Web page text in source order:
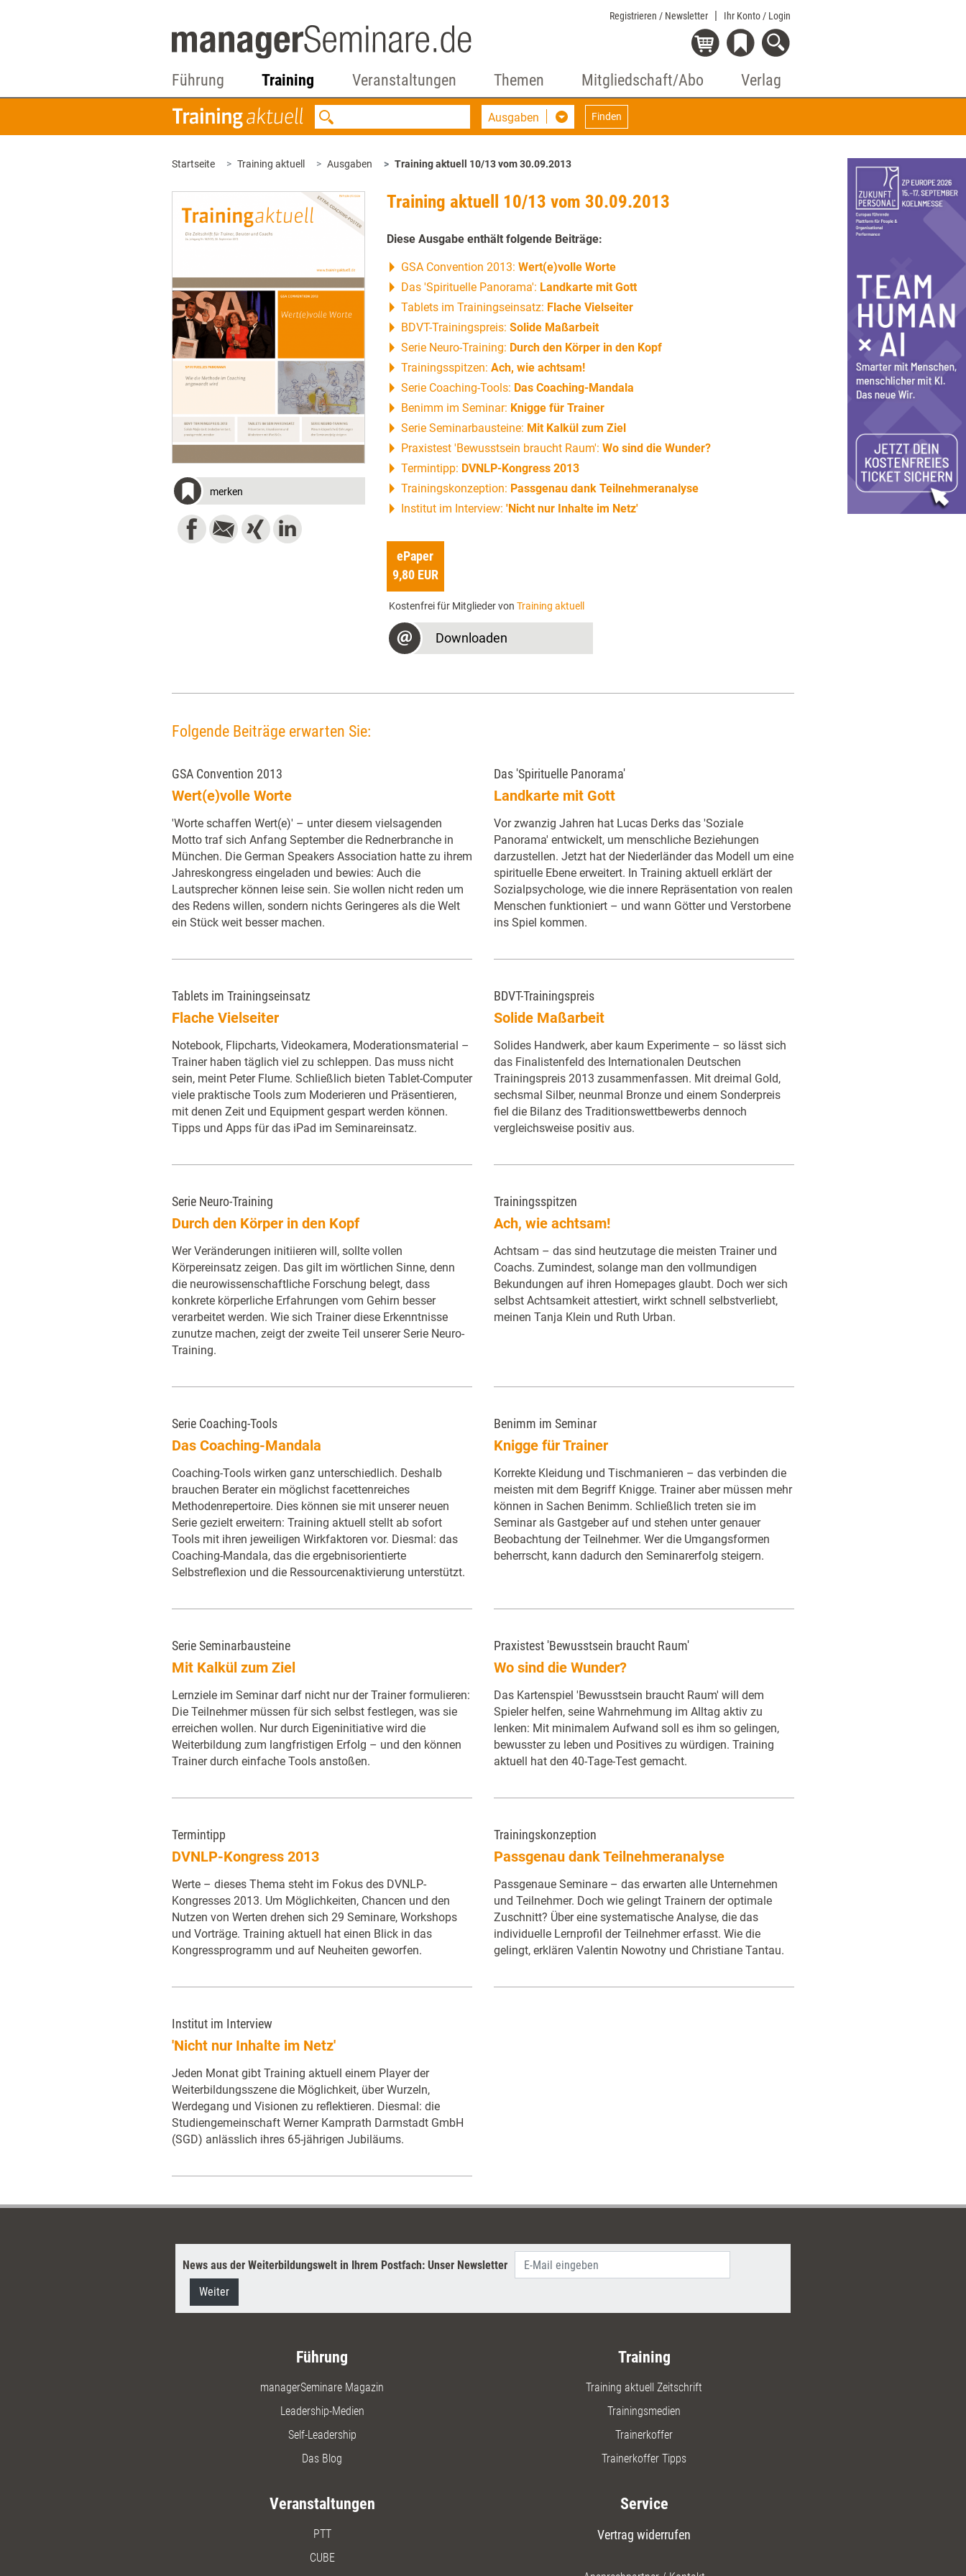
Registrieren / Newsletter Ihr Konto / Login
Führung Training Veranstaltungen Themen Mitgliedschaft/Abo Verlag
Ausgaben Finden
Startseite Training aktuell Ausgaben Training aktuell 10/13 vom 30.09.2013
merken
Training aktuell 10/13 vom 30.09.2013
Diese Ausgabe enthält folgende Beiträge:
GSA Convention 2013: Wert(e)volle Worte
Das 'Spirituelle Panorama': Landkarte mit Gott
Tablets im Trainingseinsatz: Flache Vielseiter
BDVT-Trainingspreis: Solide Maßarbeit
Serie Neuro-Training: Durch den Körper in den Kopf
Trainingsspitzen: Ach, wie achtsam!
Serie Coaching-Tools: Das Coaching-Mandala
Benimm im Seminar: Knigge für Trainer
Serie Seminarbausteine: Mit Kalkül zum Ziel
Praxistest 'Bewusstsein braucht Raum': Wo sind die Wunder?
Termintipp: DVNLP-Kongress 2013
Trainingskonzeption: Passgenau dank Teilnehmeranalyse
Institut im Interview: 'Nicht nur Inhalte im Netz'
ePaper
9,80 EUR
Kostenfrei für Mitglieder von Training aktuell
Downloaden
Folgende Beiträge erwarten Sie:
GSA Convention 2013
Wert(e)volle Worte
'Worte schaffen Wert(e)' – unter diesem vielsagenden
Motto traf sich Anfang September die Rednerbranche in
München. Die German Speakers Association hatte zu ihrem
Jahreskongress eingeladen und bewies: Auch die
Lautsprecher können leise sein. Sie wollen nicht reden um
des Redens willen, sondern nichts Geringeres als die Welt
ein Stück weit besser machen.
Das 'Spirituelle Panorama'
Landkarte mit Gott
Vor zwanzig Jahren hat Lucas Derks das 'Soziale
Panorama' entwickelt, um menschliche Beziehungen
darzustellen. Jetzt hat der Niederländer das Modell um eine
spirituelle Ebene erweitert. In Training aktuell erklärt der
Sozialpsychologe, wie die innere Repräsentation von realen
Menschen funktioniert – und wann Götter und Verstorbene
ins Spiel kommen.
Tablets im Trainingseinsatz
Flache Vielseiter
Notebook, Flipcharts, Videokamera, Moderationsmaterial –
Trainer haben täglich viel zu schleppen. Das muss nicht
sein, meint Peter Flume. Schließlich bieten Tablet-Computer
viele praktische Tools zum Moderieren und Präsentieren,
mit denen Zeit und Equipment gespart werden können.
Tipps und Apps für das iPad im Seminareinsatz.
BDVT-Trainingspreis
Solide Maßarbeit
Solides Handwerk, aber kaum Experimente – so lässt sich
das Finalistenfeld des Internationalen Deutschen
Trainingspreis 2013 zusammenfassen. Mit dreimal Gold,
sechsmal Silber, neunmal Bronze und einem Sonderpreis
fiel die Bilanz des Traditionswettbewerbs dennoch
vergleichsweise positiv aus.
Serie Neuro-Training
Durch den Körper in den Kopf
Wer Veränderungen initiieren will, sollte vollen
Körpereinsatz zeigen. Das gilt im wörtlichen Sinne, denn
die neurowissenschaftliche Forschung belegt, dass
konkrete körperliche Erfahrungen vom Gehirn besser
verarbeitet werden. Wie sich Trainer diese Erkenntnisse
zunutze machen, zeigt der zweite Teil unserer Serie Neuro-
Training.
Trainingsspitzen
Ach, wie achtsam!
Achtsam – das sind heutzutage die meisten Trainer und
Coachs. Zumindest, solange man den vollmundigen
Bekundungen auf ihren Homepages glaubt. Doch wer sich
selbst Achtsamkeit attestiert, wirkt schnell selbstverliebt,
meinen Tanja Klein und Ruth Urban.
Serie Coaching-Tools
Das Coaching-Mandala
Coaching-Tools wirken ganz unterschiedlich. Deshalb
brauchen Berater ein möglichst facettenreiches
Methodenrepertoire. Dies können sie mit unserer neuen
Serie gezielt erweitern: Training aktuell stellt ab sofort
Tools mit ihren jeweiligen Wirkfaktoren vor. Diesmal: das
Coaching-Mandala, das die ergebnisorientierte
Selbstreflexion und die Ressourcenaktivierung unterstützt.
Benimm im Seminar
Knigge für Trainer
Korrekte Kleidung und Tischmanieren – das verbinden die
meisten mit dem Begriff Knigge. Trainer aber müssen mehr
können in Sachen Benimm. Schließlich treten sie im
Seminar als Gastgeber auf und stehen unter genauer
Beobachtung der Teilnehmer. Wer die Umgangsformen
beherrscht, kann dadurch den Seminarerfolg steigern.
Serie Seminarbausteine
Mit Kalkül zum Ziel
Lernziele im Seminar darf nicht nur der Trainer formulieren:
Die Teilnehmer müssen für sich selbst festlegen, was sie
erreichen wollen. Nur durch Eigeninitiative wird die
Weiterbildung zum langfristigen Erfolg – und den können
Trainer durch einfache Tools anstoßen.
Praxistest 'Bewusstsein braucht Raum'
Wo sind die Wunder?
Das Kartenspiel 'Bewusstsein braucht Raum' will dem
Spieler helfen, seine Wahrnehmung im Alltag aktiv zu
lenken: Mit minimalem Aufwand soll es ihm so gelingen,
bewusster zu leben und Positives zu würdigen. Training
aktuell hat den 40-Tage-Test gemacht.
Termintipp
DVNLP-Kongress 2013
Werte – dieses Thema steht im Fokus des DVNLP-
Kongresses 2013. Um Möglichkeiten, Chancen und den
Nutzen von Werten drehen sich 29 Seminare, Workshops
und Vorträge. Training aktuell hat einen Blick in das
Kongressprogramm und auf Neuheiten geworfen.
Trainingskonzeption
Passgenau dank Teilnehmeranalyse
Passgenaue Seminare – das erwarten alle Unternehmen
und Teilnehmer. Doch wie gelingt Trainern der optimale
Zuschnitt? Über eine systematische Analyse, die das
individuelle Lernprofil der Teilnehmer erfasst. Wie die
gelingt, erklären Valentin Nowotny und Christiane Tantau.
Institut im Interview
'Nicht nur Inhalte im Netz'
Jeden Monat gibt Training aktuell einem Player der
Weiterbildungsszene die Möglichkeit, über Wurzeln,
Werdegang und Visionen zu reflektieren. Diesmal: die
Studiengemeinschaft Werner Kamprath Darmstadt GmbH
(SGD) anlässlich ihres 65-jährigen Jubiläums.
News aus der Weiterbildungswelt in Ihrem Postfach: Unser Newsletter
Weiter
Führung
managerSeminare Magazin
Leadership-Medien
Self-Leadership
Das Blog
Training
Training aktuell Zeitschrift
Trainingsmedien
Trainerkoffer
Trainerkoffer Tipps
Veranstaltungen
PTT
CUBE
Service
Vertrag widerrufen